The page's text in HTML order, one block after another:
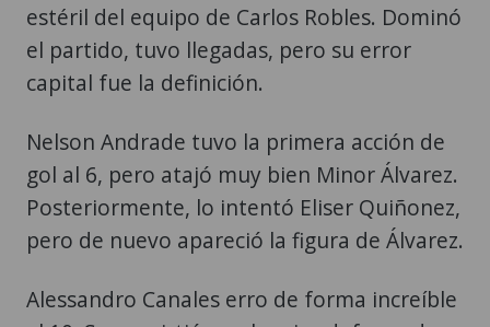
estéril del equipo de Carlos Robles. Dominó
el partido, tuvo llegadas, pero su error
capital fue la definición.
Nelson Andrade tuvo la primera acción de
gol al 6, pero atajó muy bien Minor Álvarez.
Posteriormente, lo intentó Eliser Quiñonez,
pero de nuevo apareció la figura de Álvarez.
Alessandro Canales erro de forma increíble